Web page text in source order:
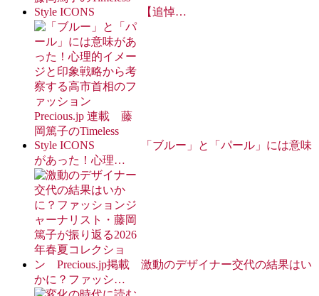
【追悼…
「ブルー」と「パール」には意味
があった！心理…
激動のデザイナー交代の結果はい
かに？ファッシ…